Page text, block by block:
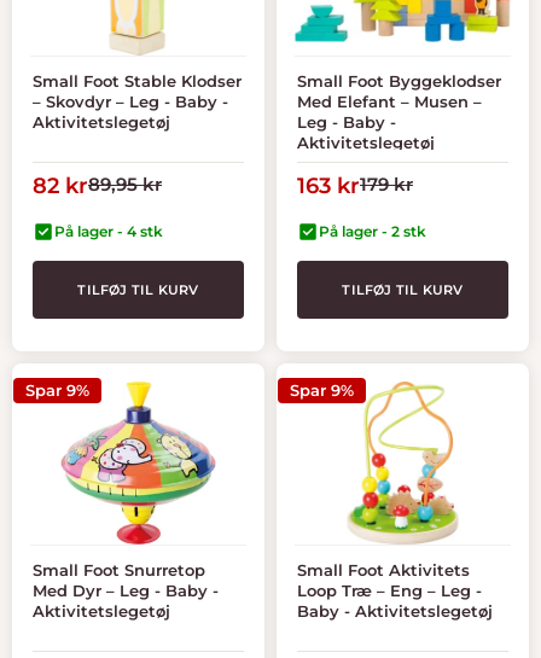
Small Foot Stable Klodser
– Skovdyr – Leg - Baby -
Aktivitetslegetøj
Tilbudspris
82 krNormal
pris
89,95 kr
På lager - 4 stk
TILFØJ TIL KURV
Small Foot Byggeklodser
Med Elefant – Musen –
Leg - Baby -
Aktivitetslegetøj
Tilbudspris
163 krNormal
179 kr
På lager - 2 stk
TILFØJ TIL KURV
Spar 9%
Small Foot Snurretop
Med Dyr – Leg - Baby -
Aktivitetslegetøj
Spar 9%
Small Foot Aktivitets
Loop Træ – Eng – Leg -
Baby - Aktivitetslegetøj